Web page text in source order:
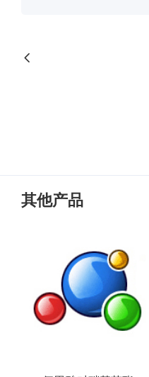
其他产品